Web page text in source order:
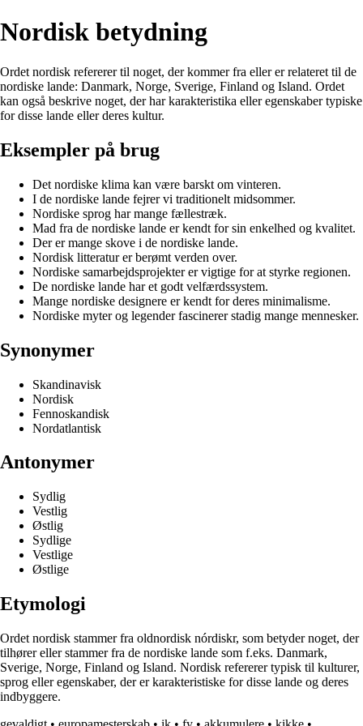
Nordisk betydning
Ordet nordisk refererer til noget, der kommer fra eller er relateret til de
nordiske lande: Danmark, Norge, Sverige, Finland og Island. Ordet
kan også beskrive noget, der har karakteristika eller egenskaber typiske
for disse lande eller deres kultur.
Eksempler på brug
Det nordiske klima kan være barskt om vinteren.
I de nordiske lande fejrer vi traditionelt midsommer.
Nordiske sprog har mange fællestræk.
Mad fra de nordiske lande er kendt for sin enkelhed og kvalitet.
Der er mange skove i de nordiske lande.
Nordisk litteratur er berømt verden over.
Nordiske samarbejdsprojekter er vigtige for at styrke regionen.
De nordiske lande har et godt velfærdssystem.
Mange nordiske designere er kendt for deres minimalisme.
Nordiske myter og legender fascinerer stadig mange mennesker.
Synonymer
Skandinavisk
Nordisk
Fennoskandisk
Nordatlantisk
Antonymer
Sydlig
Vestlig
Østlig
Sydlige
Vestlige
Østlige
Etymologi
Ordet nordisk stammer fra oldnordisk nórdiskr, som betyder noget, der
tilhører eller stammer fra de nordiske lande som f.eks. Danmark,
Sverige, Norge, Finland og Island. Nordisk refererer typisk til kulturer,
sprog eller egenskaber, der er karakteristiske for disse lande og deres
indbyggere.